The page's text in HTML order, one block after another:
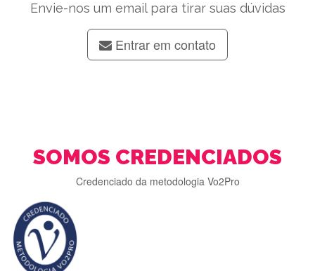
Envie-nos um email para tirar suas dúvidas
Entrar em contato
SOMOS CREDENCIADOS
Credenciado da metodologia Vo2Pro